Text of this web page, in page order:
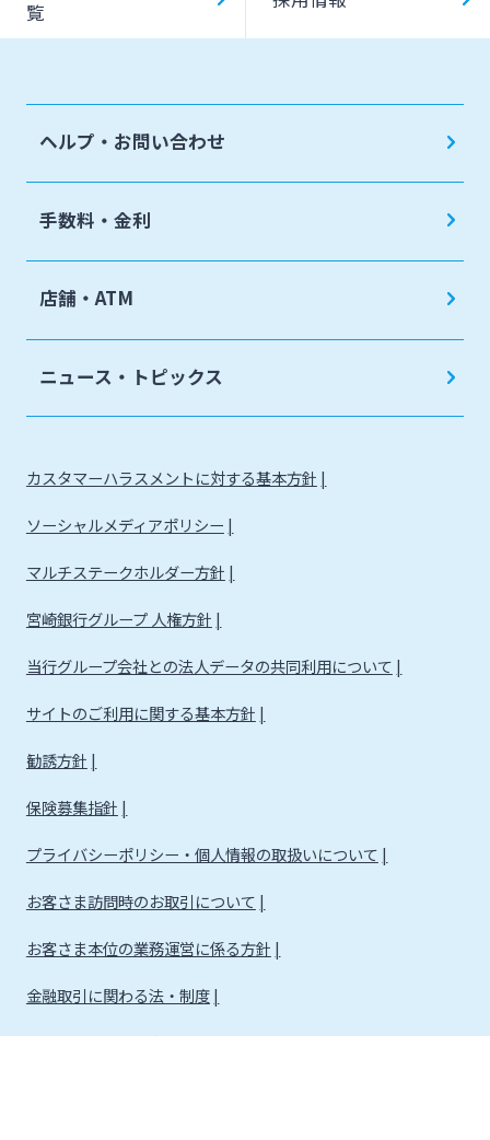
覧
ヘルプ・お問い合わせ
手数料・金利
店舗・ATM
ニュース・トピックス
カスタマーハラスメントに対する基本方針
ソーシャルメディアポリシー
マルチステークホルダー方針
宮崎銀行グループ 人権方針
当行グループ会社との法人データの共同利用について
サイトのご利用に関する基本方針
勧誘方針
保険募集指針
プライバシーポリシー・個人情報の取扱いについて
お客さま訪問時のお取引について
お客さま本位の業務運営に係る方針
金融取引に関わる法・制度
金融取引に関わる方針